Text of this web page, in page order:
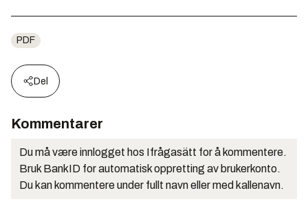
PDF
Del
Kommentarer
Du må være innlogget hos Ifrågasätt for å kommentere.
Bruk BankID for automatisk oppretting av brukerkonto.
Du kan kommentere under fullt navn eller med kallenavn.